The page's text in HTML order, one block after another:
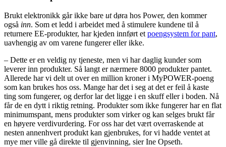
Brukt elektronikk går ikke bare utdøra hos Power, den kommer
også inn. Som et ledd i arbeidet med å stimulere kundene til å
returnere EE-produkter, har kjeden innført et poengsystem for pant,
uavhengig av om varene fungerer eller ikke.
– Dette er en veldig ny tjeneste, men vi har daglig kunder som
leverer inn produkter. Så langt er nærmere 8000 produkter pantet.
Allerede har vi delt ut over en million kroner i MyPOWER-poeng
som kan brukes hos oss. Mange har det i seg at det er feil å kaste
ting som fungerer, og derfor lar det ligge i en skuff eller i boden. Nå
får de en dytt i riktig retning. Produkter som ikke fungerer har en flat
minimumspant, mens produkter som virker og kan selges brukt får
en høyere verdivurdering. For oss har det vært overraskende at
nesten annenhvert produkt kan gjenbrukes, for vi hadde ventet at
mye mer ville gå direkte til gjenvinning, sier Ine Opseth.